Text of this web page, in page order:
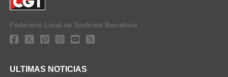
Federació Local de Sindicats Barcelona
ULTIMAS NOTICIAS